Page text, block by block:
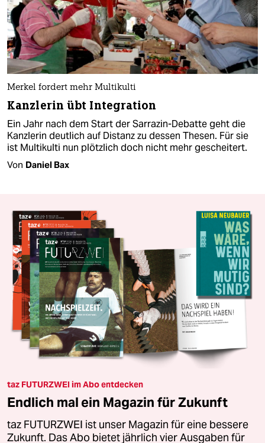
Merkel fordert mehr Multikulti
Kanzlerin übt Integration
Ein Jahr nach dem Start der Sarrazin-Debatte geht die
Kanzlerin deutlich auf Distanz zu dessen Thesen. Für sie
ist Multikulti nun plötzlich doch nicht mehr gescheitert.
Von Daniel Bax
taz FUTURZWEI im Abo entdecken
Endlich mal ein Magazin für Zukunft
taz FUTURZWEI ist unser Magazin für eine bessere
Zukunft. Das Abo bietet jährlich vier Ausgaben für